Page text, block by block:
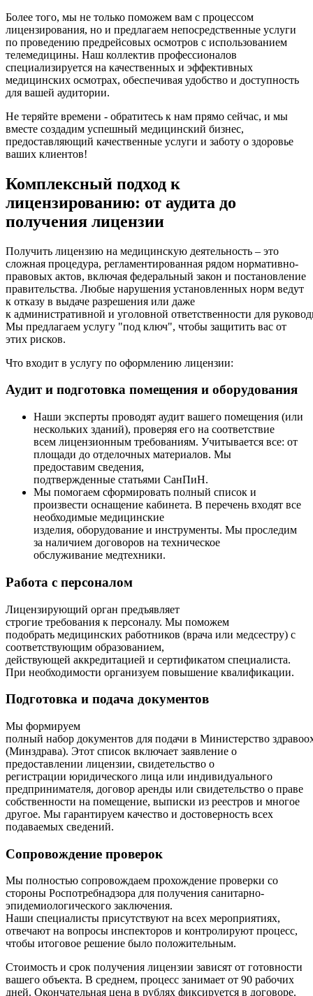
Более того, мы не только поможем вам с процессом
лицензирования, но и предлагаем непосредственные услуги
по проведению предрейсовых осмотров с использованием
телемедицины. Наш коллектив профессионалов
специализируется на качественных и эффективных
медицинских осмотрах, обеспечивая удобство и доступность
для вашей аудитории.
Не теряйте времени - обратитесь к нам прямо сейчас, и мы
вместе создадим успешный медицинский бизнес,
предоставляющий качественные услуги и заботу о здоровье
ваших клиентов!
Комплексный подход к
лицензированию: от аудита до
получения лицензии
Получить лицензию на медицинскую деятельность – это
сложная процедура, регламентированная рядом нормативно-
правовых актов, включая федеральный закон и постановление
правительства. Любые нарушения установленных норм ведут
к отказу в выдаче разрешения или даже
к административной и уголовной ответственности для
Мы предлагаем услугу "под ключ", чтобы защитить вас от
этих рисков.
Что входит в услугу по оформлению лицензии:
Аудит и подготовка помещения и оборудования
Наши эксперты проводят аудит вашего помещения (или
нескольких зданий), проверяя его на соответствие
всем лицензионным требованиям. Учитывается все: от
площади до отделочных материалов. Мы
предоставим сведения,
подтвержденные статьями СанПиН.
Мы помогаем сформировать полный список и
произвести оснащение кабинета. В перечень входят все
необходимые медицинские
изделия, оборудование и инструменты. Мы проследим
за наличием договоров на техническое
обслуживание медтехники.
Работа с персоналом
Лицензирующий орган предъявляет
строгие требования к персоналу. Мы поможем
подобрать медицинских работников (врача или медсестру) с
соответствующим образованием,
действующей аккредитацией и сертификатом специалиста.
При необходимости организуем повышение квалификации.
Подготовка и подача документов
Мы формируем
полный набор документов для подачи в Министерство
(Минздрава). Этот список включает заявление о
предоставлении лицензии, свидетельство о
регистрации юридического лица или индивидуального
предпринимателя, договор аренды или свидетельство о праве
собственности на помещение, выписки из реестров и многое
другое. Мы гарантируем качество и достоверность всех
подаваемых сведений.
Сопровождение проверок
Мы полностью сопровождаем прохождение проверки со
стороны Роспотребнадзора для получения санитарно-
эпидемиологического заключения.
Наши специалисты присутствуют на всех мероприятиях,
отвечают на вопросы инспекторов и контролируют процесс,
чтобы итоговое решение было положительным.
Стоимость и срок получения лицензии зависят от готовности
вашего объекта. В среднем, процесс занимает от 90 рабочих
дней. Окончательная цена в рублях фиксируется в договоре.